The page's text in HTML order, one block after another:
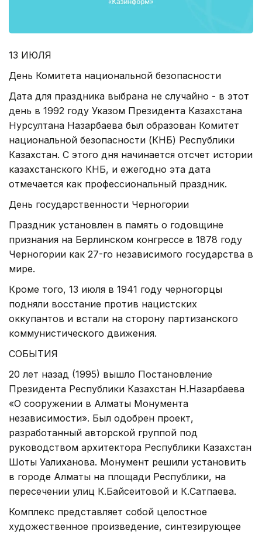
13 ИЮЛЯ
День Комитета национальной безопасности
Дата для праздника выбрана не случайно - в этот
день в 1992 году Указом Президента Казахстана
Нурсултана Назарбаева был образован Комитет
национальной безопасности (КНБ) Республики
Казахстан. С этого дня начинается отсчет истории
казахстанского КНБ, и ежегодно эта дата
отмечается как профессиональный праздник.
День государственности Черногории
Праздник установлен в память о годовщине
признания на Берлинском конгрессе в 1878 году
Черногории как 27-го независимого государства в
мире.
Кроме того, 13 июля в 1941 году черногорцы
подняли восстание против нацистских
оккупантов и встали на сторону партизанского
коммунистического движения.
СОБЫТИЯ
20 лет назад (1995) вышло Постановление
Президента Республики Казахстан Н.Назарбаева
«О сооружении в Алматы Монумента
независимости». Был одобрен проект,
разработанный авторской группой под
руководством архитектора Республики Казахстан
Шоты Уалиханова. Монумент решили установить
в городе Алматы на площади Республики, на
пересечении улиц К.Байсеитовой и К.Сатпаева.
Комплекс представляет собой целостное
художественное произведение, синтезирующее